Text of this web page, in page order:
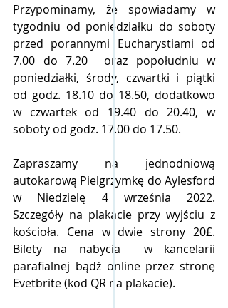
Przypominamy, że spowiadamy w
tygodniu od poniedziałku do soboty
przed porannymi Eucharystiami od
7.00 do 7.20  oraz popołudniu w
poniedziałki, środy, czwartki i piątki
od godz. 18.10 do 18.50, dodatkowo
w czwartek od 19.40 do 20.40, w
soboty od godz. 17.00 do 17.50.
Zapraszamy na jednodniową
autokarową Pielgrzymkę do Aylesford
w Niedzielę 4 września 2022.
Szczegóły na plakacie przy wyjściu z
kościoła. Cena w dwie strony 20£.
Bilety na nabycia  w kancelarii
parafialnej bądź online przez stronę
Evetbrite (kod QR na plakacie).